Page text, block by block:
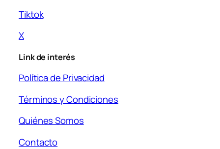
Tiktok
X
Link de interés
Política de Privacidad
Términos y Condiciones
Quiénes Somos
Contacto